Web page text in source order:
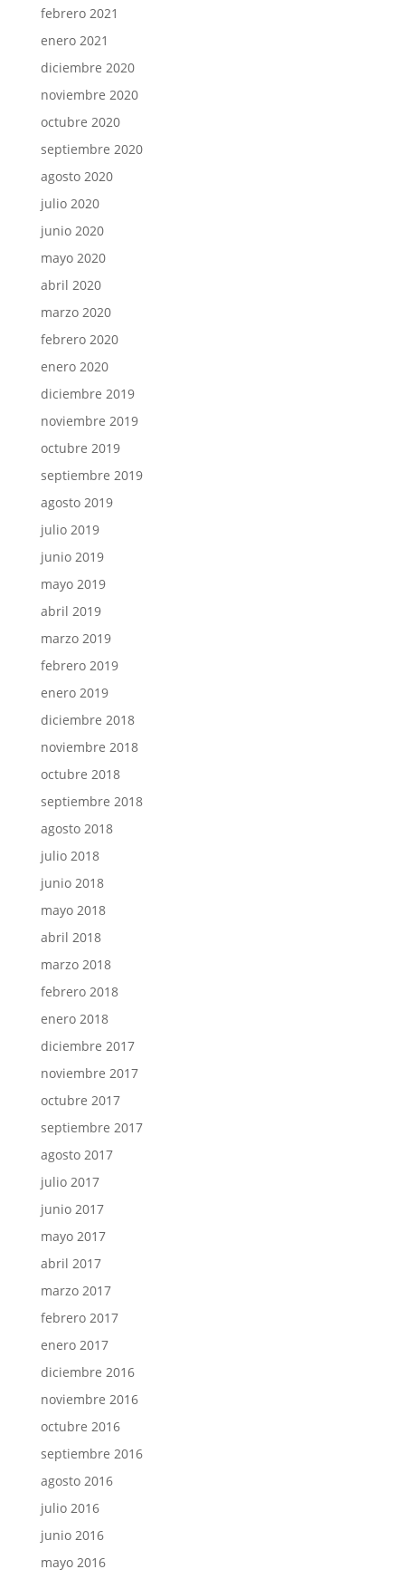
febrero 2021
enero 2021
diciembre 2020
noviembre 2020
octubre 2020
septiembre 2020
agosto 2020
julio 2020
junio 2020
mayo 2020
abril 2020
marzo 2020
febrero 2020
enero 2020
diciembre 2019
noviembre 2019
octubre 2019
septiembre 2019
agosto 2019
julio 2019
junio 2019
mayo 2019
abril 2019
marzo 2019
febrero 2019
enero 2019
diciembre 2018
noviembre 2018
octubre 2018
septiembre 2018
agosto 2018
julio 2018
junio 2018
mayo 2018
abril 2018
marzo 2018
febrero 2018
enero 2018
diciembre 2017
noviembre 2017
octubre 2017
septiembre 2017
agosto 2017
julio 2017
junio 2017
mayo 2017
abril 2017
marzo 2017
febrero 2017
enero 2017
diciembre 2016
noviembre 2016
octubre 2016
septiembre 2016
agosto 2016
julio 2016
junio 2016
mayo 2016